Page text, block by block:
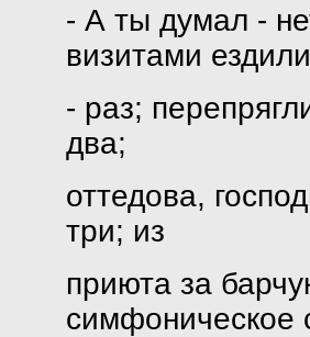
- А ты думал -
визитами ездили
- раз;
два;
оттедова,
три; из
приюта за
симфоническое